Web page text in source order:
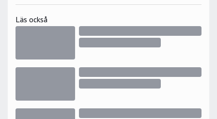
Läs också